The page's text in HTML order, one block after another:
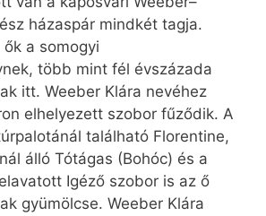
házaspár mindkét tagja.
a somogyi
több mint fél évszázada
itt. Weeber Klára nevéhez
elhelyezett szobor fűződik. A
található Florentine,
álló Tótágas (Bohóc) és a
Igéző szobor is az ő
gyümölcse. Weeber Klára